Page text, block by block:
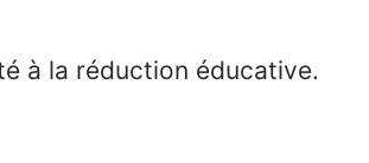
à la réduction éducative.